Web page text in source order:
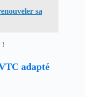
sa
!
adapté